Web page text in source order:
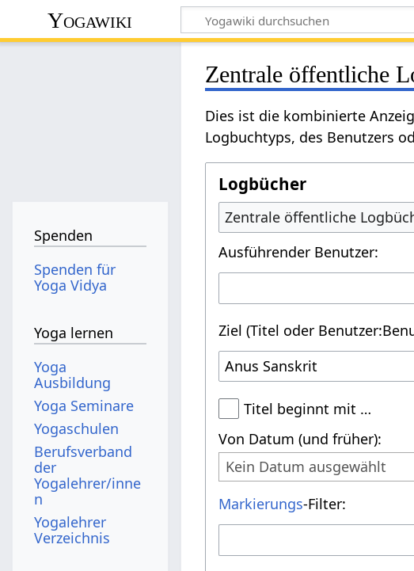
Yogawiki
Zentrale öffentliche
Dies ist die kombinierte
Logbuchtyps, des Benutzers
Logbücher
Zentrale öffentliche
Ausführender Benutzer:
Ziel (Titel oder
Titel beginnt mit …
Von Datum (und früher):
Kein Datum ausgewählt
Markierungs-Filter:
Spenden
Spenden für
Yoga Vidya
Yoga lernen
Yoga
Ausbildung
Yoga Seminare
Yogaschulen
Berufsverband
der
Yogalehrer/inne
n
Yogalehrer
Verzeichnis